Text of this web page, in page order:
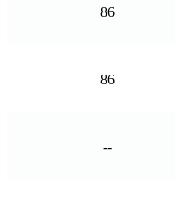
86
86
--